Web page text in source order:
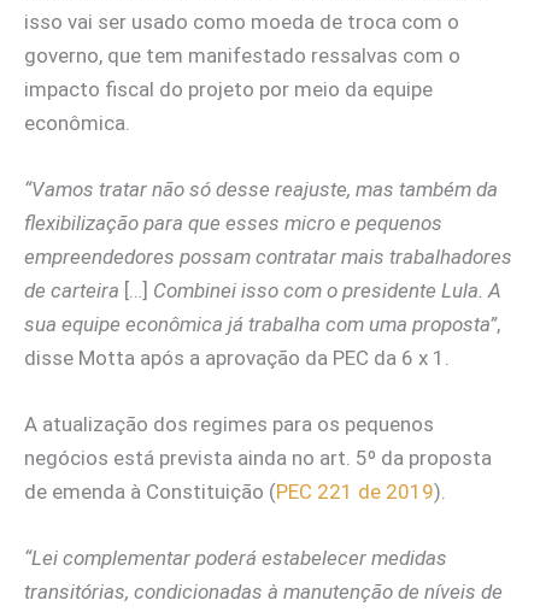
isso vai ser usado como moeda de troca com o
governo, que tem manifestado ressalvas com o
impacto fiscal do projeto por meio da equipe
econômica.
“Vamos tratar não só desse reajuste, mas também da
flexibilização para que esses micro e pequenos
empreendedores possam contratar mais trabalhadores
de carteira […] Combinei isso com o presidente Lula. A
sua equipe econômica já trabalha com uma proposta”,
disse Motta após a aprovação da PEC da 6 x 1.
A atualização dos regimes para os pequenos
negócios está prevista ainda no art. 5º da proposta
de emenda à Constituição (PEC 221 de 2019).
“Lei complementar poderá estabelecer medidas
transitórias, condicionadas à manutenção de níveis de